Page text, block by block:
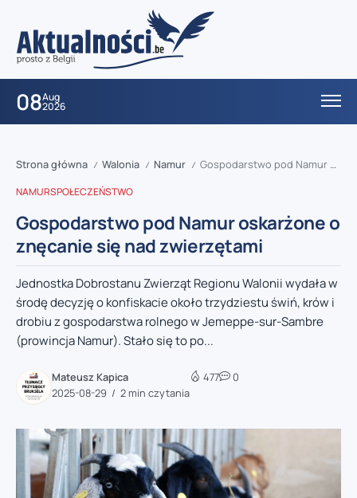
08Aug
2026
Strona główna / Walonia / Namur / Gospodarstwo pod Namur oskarżone o znęcanie się nad zwierzętami
NAMURSPOŁECZEŃSTWO
Gospodarstwo pod Namur oskarżone o
znęcanie się nad zwierzętami
Jednostka Dobrostanu Zwierząt Regionu Walonii wydała w
środę decyzję o konfiskacie około trzydziestu świń, krów i
drobiu z gospodarstwa rolnego w Jemeppe-sur-Sambre
(prowincja Namur). Stało się to po...
Mateusz Kapica
2025-08-29
2 min czytania
477 0